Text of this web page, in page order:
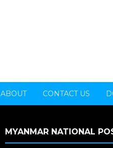
ABOUT CONTACT US
MYANMAR NATIONAL